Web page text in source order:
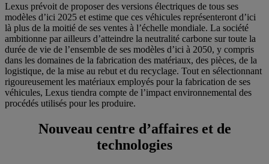
Lexus prévoit de proposer des versions électriques de tous ses
modèles d’ici 2025 et estime que ces véhicules représenteront d’ici
là plus de la moitié de ses ventes à l’échelle mondiale. La société
ambitionne par ailleurs d’atteindre la neutralité carbone sur toute la
durée de vie de l’ensemble de ses modèles d’ici à 2050, y compris
dans les domaines de la fabrication des matériaux, des pièces, de la
logistique, de la mise au rebut et du recyclage. Tout en sélectionnant
rigoureusement les matériaux employés pour la fabrication de ses
véhicules, Lexus tiendra compte de l’impact environnemental des
procédés utilisés pour les produire.
Nouveau centre d’affaires et de
technologies